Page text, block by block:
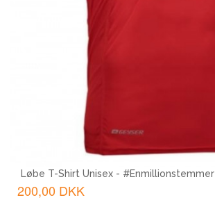
Løbe T-Shirt Unisex - #Enmillionstemmer
200,00 DKK